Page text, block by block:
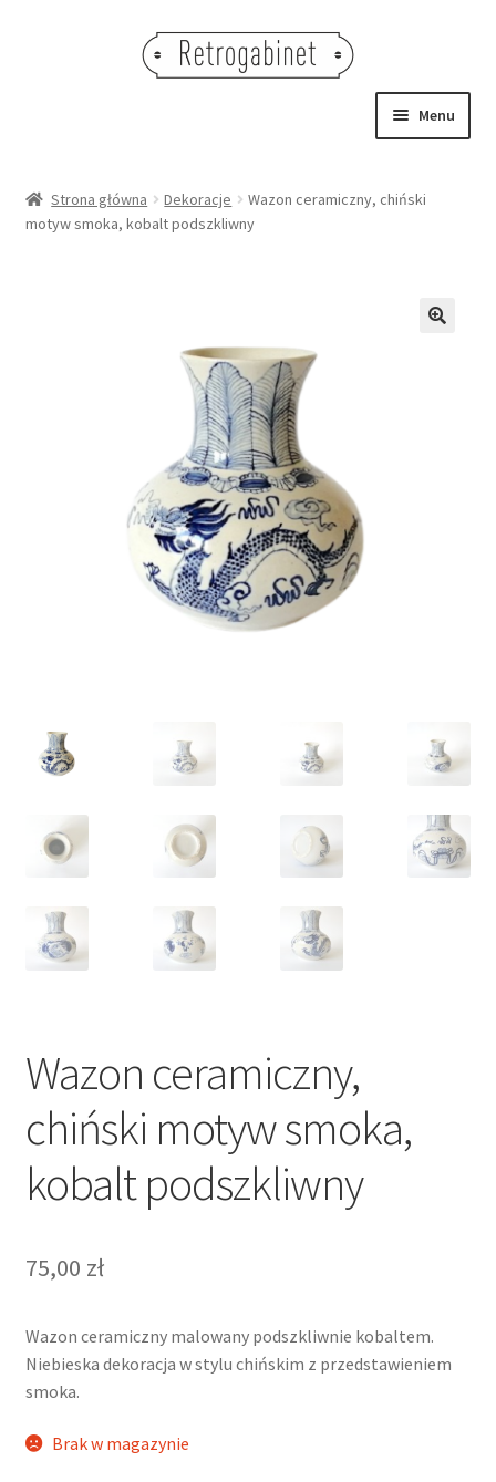
Menu
OBRAZY
Strona główna Dekoracje
Wazon ceramiczny, chiński
motyw smoka, kobalt podszkliwny
Wazon ceramiczny,
chiński motyw smoka,
kobalt podszkliwny
75,00 zł
Wazon ceramiczny malowany podszkliwnie kobaltem.
Niebieska dekoracja w stylu chińskim z przedstawieniem
smoka.
Brak w magazynie